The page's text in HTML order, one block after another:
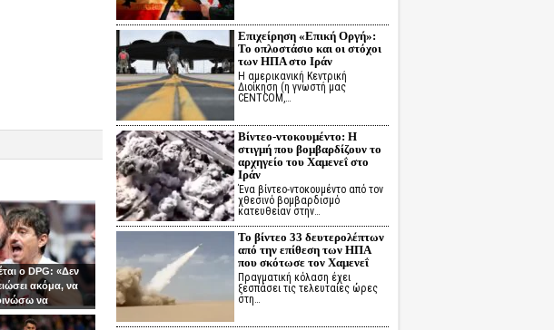
ο DPG: «Δεν
ακόμα, να
να
Επιχείρηση «Επική Οργή»:
Το οπλοστάσιο και οι στόχοι
των ΗΠΑ στο Ιράν
Η αμερικανική Κεντρική
Διοίκηση (η γνωστή μας
CENTCOM,…
Βίντεο-ντοκουμέντο: Η
στιγμή που βομβαρδίζουν το
αρχηγείο του Χαμενεΐ στο
Ιράν
Ένα βίντεο-ντοκουμέντο από τον
χθεσινό βομβαρδισμό
κατευθείαν στην…
Το βίντεο 33 δευτερολέπτων
από την επίθεση των ΗΠΑ
που σκότωσε τον Χαμενεΐ
Πραγματική κόλαση έχει
ξεσπάσει τις τελευταίες ώρες
στη…